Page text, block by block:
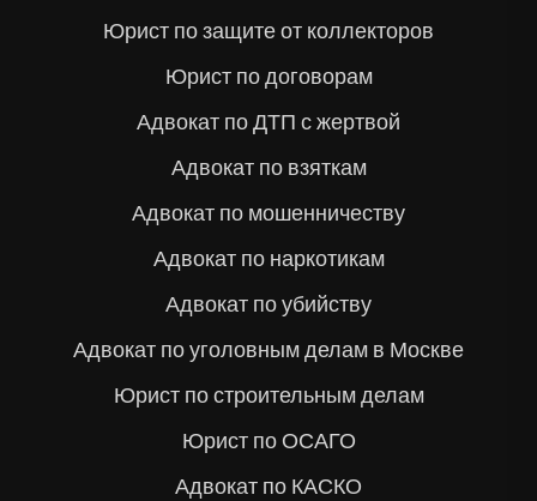
Юрист по защите от коллекторов
Юрист по договорам
Адвокат по ДТП с жертвой
Адвокат по взяткам
Адвокат по мошенничеству
Адвокат по наркотикам
Адвокат по убийству
Адвокат по уголовным делам в Москве
Юрист по строительным делам
Юрист по ОСАГО
Адвокат по КАСКО